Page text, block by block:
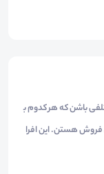
باشن که هر کدوم ب
هستن. این افرا